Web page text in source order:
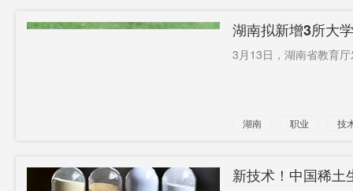
人士
智赋万企
四代机
东吴证券
拉布
华美兴泰
湖南拟新增3所大学
3月13日，湖南省教育
湖南 职业 技
新技术！中国稀土